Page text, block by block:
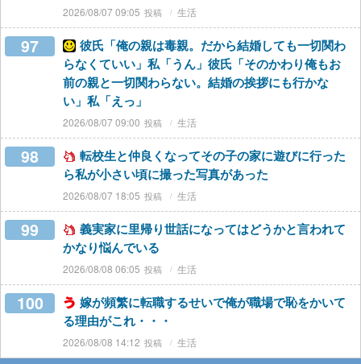
2026/08/07 09:05 生活
97
彼氏「俺の親は毒親。だから結婚しても一切関わ
らなくていい」私「うん」彼氏「そのかわり俺もお
前の親と一切関わらない。結婚の挨拶にも行かな
い」私「えっ」
2026/08/07 09:00 生活
98
転校生と仲良くなってその子の家に遊びに行った
ら私が小さい頃に撮った写真があった
2026/08/07 18:05 生活
99
義実家に里帰り世話になってはどうかと言われて
かなり悩んでいる
2026/08/08 06:05 生活
100
嫁が頻繁に転職するせいで俺が職場で恥をかいて
る理由がこれ・・・
2026/08/08 14:12 生活